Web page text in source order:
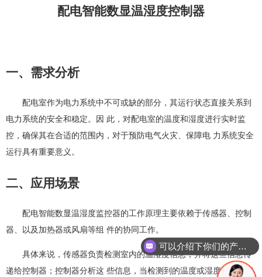
配电智能数显温湿度控制器
一、需求分析
配电室作为电力系统中不可或缺的部分，其运行状态直接关系到
电力系统的安全和稳定。因 此，对配电室的温度和湿度进行实时监
控，确保其在合适的范围内，对于预防电气火灾、保障电 力系统安全
运行具有重要意义。
二、应用场景
配电智能数显温湿度监控器的工作原理主要依赖于传感器、控制
器、以及加热器或风扇等组 件的协同工作。
具体来说，传感器负责检测室内的温湿度信息，并将这些信息传
递给控制器；控制器分析这 些信息，当检测到的温度或湿度达到或超
可以介绍下你们的产品么？